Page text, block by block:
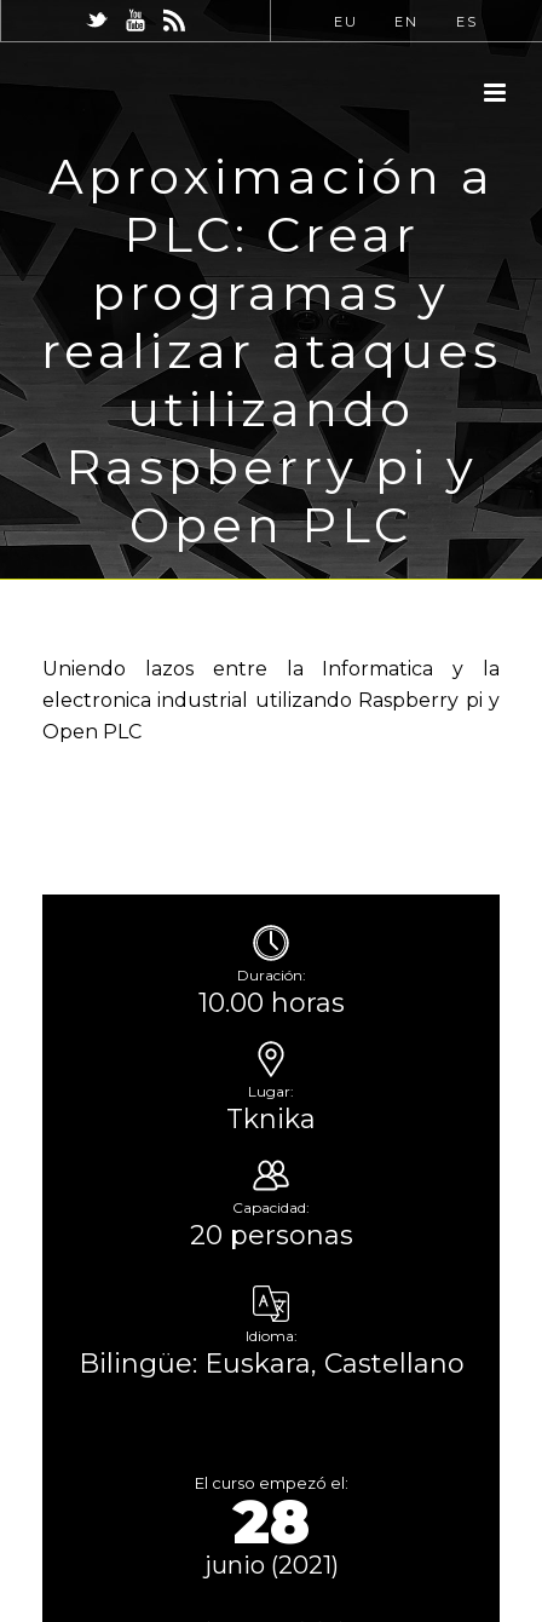
EU EN ES
Aproximación a
PLC: Crear
programas y
realizar ataques
utilizando
Raspberry pi y
Open PLC
Uniendo lazos entre la Informatica y la
electronica industrial utilizando Raspberry pi y
Open PLC
Duración:
10.00 horas
Lugar:
Tknika
Capacidad:
20 personas
Idioma:
Bilingüe: Euskara, Castellano
El curso empezó el:
28
junio (2021)